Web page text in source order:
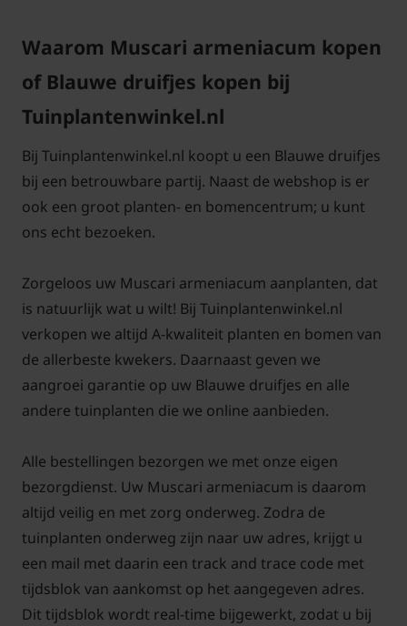
Waarom Muscari armeniacum kopen
of Blauwe druifjes kopen bij
Tuinplantenwinkel.nl
Bij Tuinplantenwinkel.nl koopt u een Blauwe druifjes
bij een betrouwbare partij. Naast de webshop is er
ook een groot planten- en bomencentrum; u kunt
ons echt bezoeken.
Zorgeloos uw Muscari armeniacum aanplanten, dat
is natuurlijk wat u wilt! Bij Tuinplantenwinkel.nl
verkopen we altijd A-kwaliteit planten en bomen van
de allerbeste kwekers. Daarnaast geven we
aangroei garantie op uw Blauwe druifjes en alle
andere tuinplanten die we online aanbieden.
Alle bestellingen bezorgen we met onze eigen
bezorgdienst. Uw Muscari armeniacum is daarom
altijd veilig en met zorg onderweg. Zodra de
tuinplanten onderweg zijn naar uw adres, krijgt u
een mail met daarin een track and trace code met
tijdsblok van aankomst op het aangegeven adres.
Dit tijdsblok wordt real-time bijgewerkt, zodat u bij